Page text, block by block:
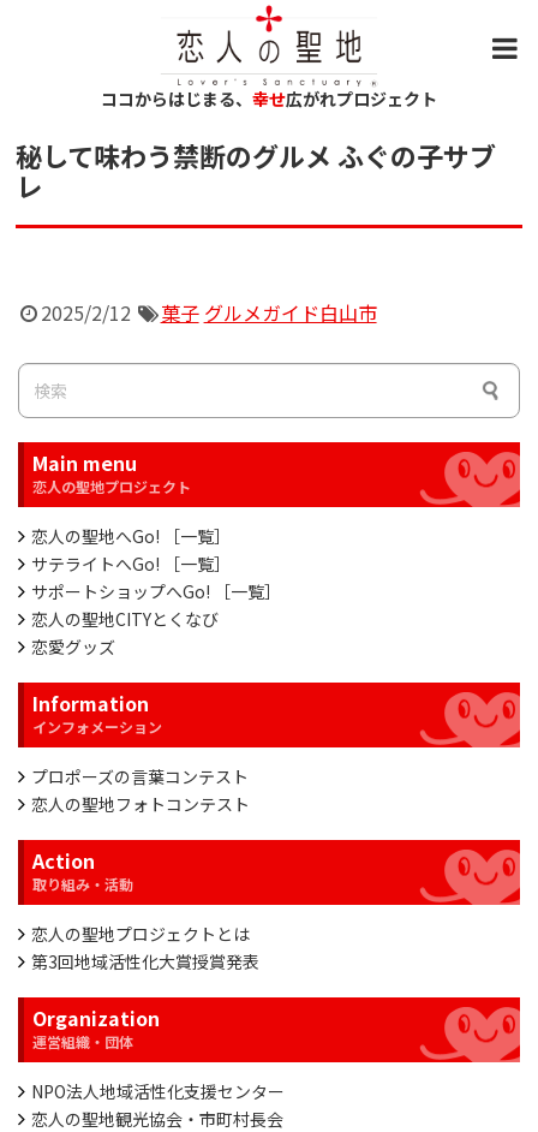
ココからはじまる、 幸せ広がれプロジェクト
秘して味わう禁断のグルメ ふぐの子サブ
レ
2025/2/12 菓子 グルメガイド白山市
Main menu
恋人の聖地へGo! ［一覧］
サテライトへGo! ［一覧］
サポートショップへGo! ［一覧］
恋人の聖地CITYとくなび
恋愛グッズ
Information
プロポーズの言葉コンテスト
恋人の聖地フォトコンテスト
Action
恋人の聖地プロジェクトとは
第3回地域活性化大賞授賞発表
Organization
NPO法人地域活性化支援センター
恋人の聖地観光協会・市町村長会